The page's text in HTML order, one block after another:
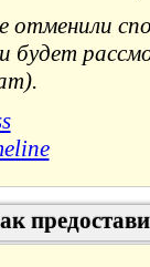
отменили
будет